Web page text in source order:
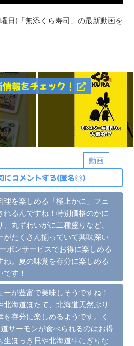
日)「無添くら寿司」の最新動画を
動画
情報をチェック！
にコメントする(匿名◎)
理を楽しめる「極上かに」フェ
れるんですね！特別価格のかに
丸ずわいがに二種盛りなど、
がたくさん揃っていて興味深い
ポンサービスでお得に楽しめる
ね。夏の味覚を存分に楽しめる
す！
が豊富で美味しそうですね！
海道ほたて、北海道天然ぶり
存分に楽しめるようです。く
サーモンが食べられるのはお得
生ほっき貝や北海道牛にぎりな